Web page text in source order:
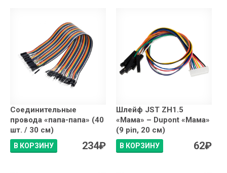
Соединительные
провода «папа-папа» (40
шт. / 30 см)
В КОРЗИНУ 234₽
Шлейф JST ZH1.5
«Мама» – Dupont «Мама»
(9 pin, 20 см)
В КОРЗИНУ 62₽